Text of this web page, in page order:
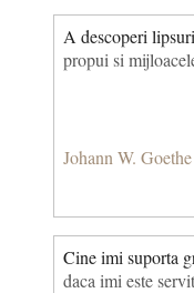
A descoperi
propui si
Johann W. Goethe
Cine imi suporta
daca imi este